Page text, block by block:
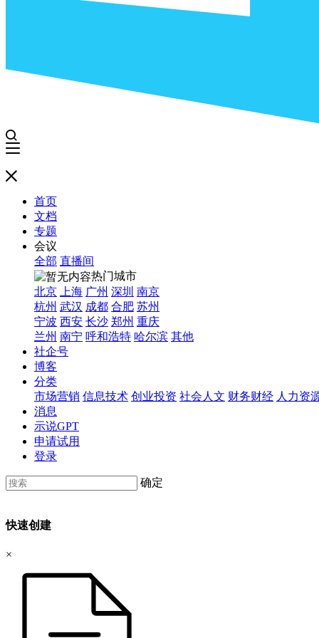
首页
文档
专题
会议
全部 直播间
热门城市
北京
上海 广州 深圳 南京
杭州 武汉 成都 合肥 苏州
宁波 西安 长沙 郑州 重庆
兰州 南宁 呼和浩特 哈尔滨 其他
社企号
博客
分类
市场营销 信息技术 创业投资 社会人文 财务财经 人力资
消息
示说GPT
申请试用
登录
确定
快速创建
×